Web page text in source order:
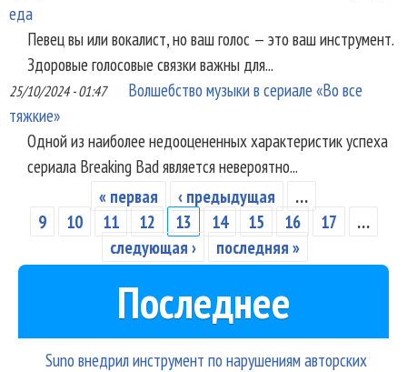
еда
Певец вы или вокалист, но ваш голос — это ваш инструмент.
Здоровые голосовые связки важны для...
25/10/2024 - 01:47
Волшебство музыки в сериале «Во все
тяжкие»
Одной из наиболее недооцененных характеристик успеха
сериала Breaking Bad является невероятно...
Страницы
« первая ‹ предыдущая
…
9
10 11 12 13 14 15 16 17
…
следующая ›
последняя »
Последнее
Suno внедрил инструмент по нарушениям авторских